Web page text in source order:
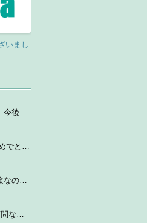
いまし
御社の経営理念に賛同し、今後の成長を期待して今日微量なが...
平野様： 東証１部上場おめでとうございます。ひとえに平...
今回は、あくまで実証実験なので、当社の売上に関しては未定...
平野社長お疲れ様です! 質問なんですが、インフォテリアはソ...